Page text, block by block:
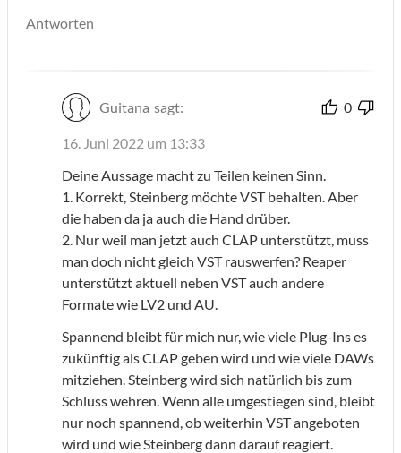
Antworten
Guitana sagt: 0
16. Juni 2022 um 13:33
Deine Aussage macht zu Teilen keinen Sinn.
1. Korrekt, Steinberg möchte VST behalten. Aber
die haben da ja auch die Hand drüber.
2. Nur weil man jetzt auch CLAP unterstützt, muss
man doch nicht gleich VST rauswerfen? Reaper
unterstützt aktuell neben VST auch andere
Formate wie LV2 und AU.
Spannend bleibt für mich nur, wie viele Plug-Ins es
zukünftig als CLAP geben wird und wie viele DAWs
mitziehen. Steinberg wird sich natürlich bis zum
Schluss wehren. Wenn alle umgestiegen sind, bleibt
nur noch spannend, ob weiterhin VST angeboten
wird und wie Steinberg dann darauf reagiert.